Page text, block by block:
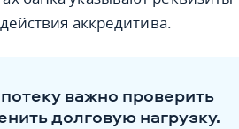
аккредитива.
важно проверить
долговую нагрузку.